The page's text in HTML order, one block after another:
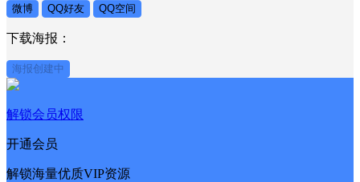
微博 QQ好友 QQ空间
下载海报：
海报创建中
解锁会员权限
开通会员
解锁海量优质VIP资源